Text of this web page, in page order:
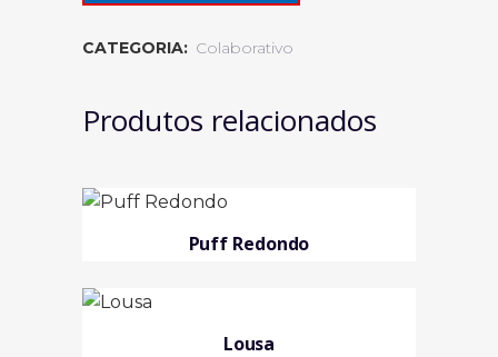
CATEGORIA: Colaborativo
Produtos relacionados
Puff Redondo
Lousa